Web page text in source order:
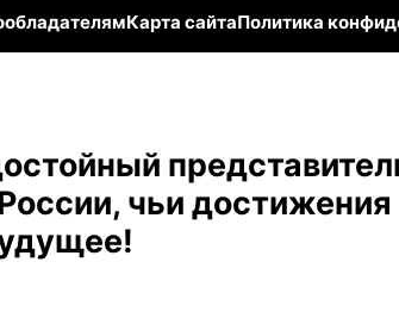
Карта сайтаПолитика
чьи достижения